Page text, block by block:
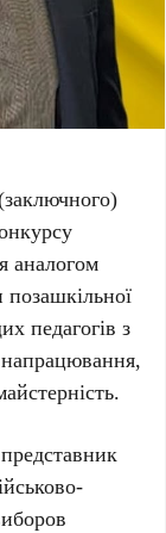
аналогом
педагогів з
напрацювання,